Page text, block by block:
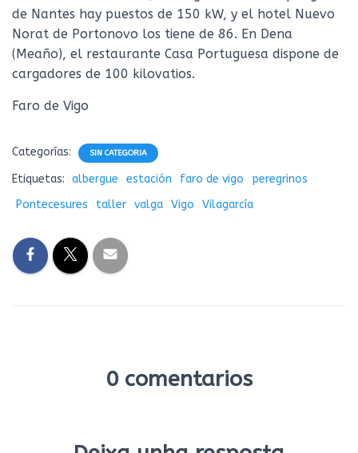
de Nantes hay puestos de 150 kW, y el hotel Nuevo
Norat de Portonovo los tiene de 86. En Dena
(Meaño), el restaurante Casa Portuguesa dispone de
cargadores de 100 kilovatios.
Faro de Vigo
Categorías: SIN CATEGORIA
Etiquetas: albergue estación faro de vigo
peregrinos
Pontecesures
taller valga Vigo Vilagarcía
0 comentarios